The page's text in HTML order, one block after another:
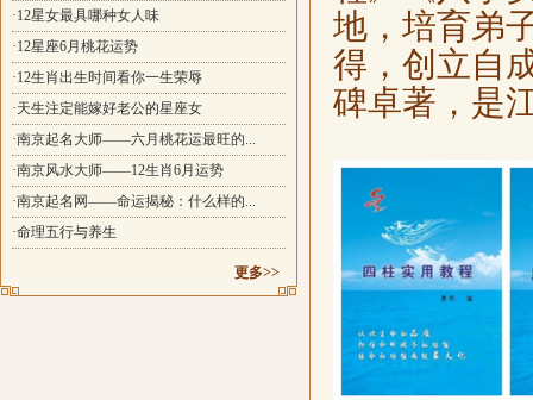
·12星女最具哪种女人味
·12星座6月桃花运势
·12生肖出生时间看你一生荣辱
·天生注定能嫁好老公的星座女
·南京起名大师——六月桃花运最旺的...
·南京风水大师——12生肖6月运势
·南京起名网——命运揭秘：什么样的...
·命理五行与养生
更多>>
地，培育弟
得，创立自
碑卓著，是